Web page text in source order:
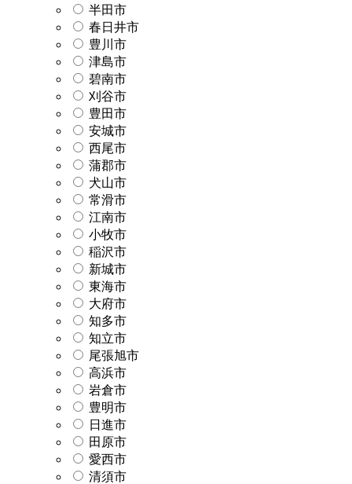
半田市
春日井市
豊川市
津島市
碧南市
刈谷市
豊田市
安城市
西尾市
蒲郡市
犬山市
常滑市
江南市
小牧市
稲沢市
新城市
東海市
大府市
知多市
知立市
尾張旭市
高浜市
岩倉市
豊明市
日進市
田原市
愛西市
清須市